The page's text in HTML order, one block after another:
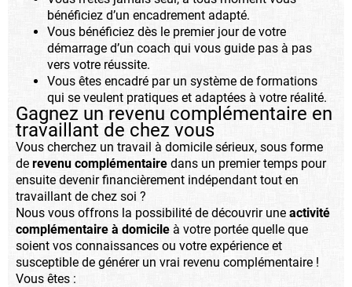
bénéficiez d’un encadrement adapté.
Vous bénéficiez dès le premier jour de votre
démarrage d’un coach qui vous guide pas à pas
vers votre réussite.
Vous êtes encadré par un système de formations
qui se veulent pratiques et adaptées à votre réalité.
Gagnez un revenu complémentaire en
travaillant de chez vous
Vous cherchez un travail à domicile sérieux, sous forme
de revenu complémentaire dans un premier temps pour
ensuite devenir financièrement indépendant tout en
travaillant de chez soi ?
Nous vous offrons la possibilité de découvrir une activité
complémentaire à domicile à votre portée quelle que
soient vos connaissances ou votre expérience et
susceptible de générer un vrai revenu complémentaire !
Vous êtes :